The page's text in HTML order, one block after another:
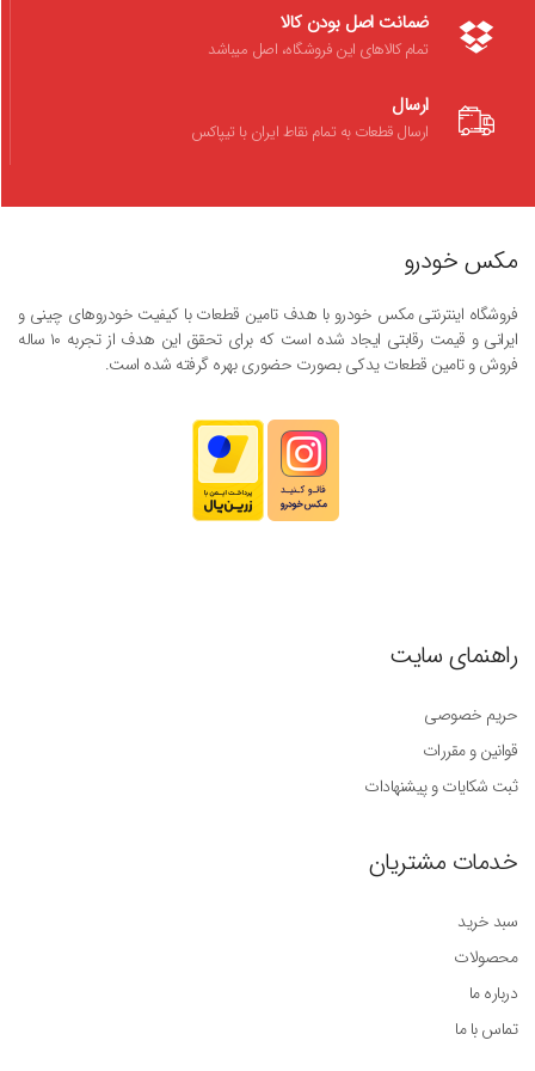
ضمانت اصل بودن کالا
تمام کالاهای این فروشگاه، اصل میباشد
ارسال
ارسال قطعات به تمام نقاط ایران با تیپاکس
مکس خودرو
فروشگاه اینترنتی مکس خودرو با هدف تامین قطعات با کیفیت خودروهای چینی و
ایرانی و قیمت رقابتی ایجاد شده است که برای تحقق این هدف از تجربه ۱۰ ساله
فروش و تامین قطعات یدکی بصورت حضوری بهره گرفته شده است.
راهنمای سایت
حریم خصوصی
قوانین و مقررات
ثبت شکایات و پیشنهادات
خدمات مشتریان
سبد خرید
محصولات
درباره ما
تماس با ما